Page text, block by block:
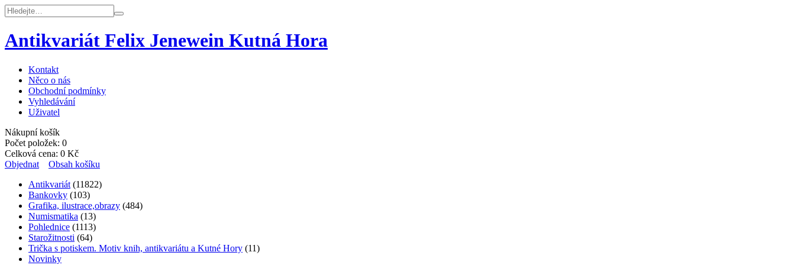
Antikvariát Felix Jenewein Kutná Hora
Kontakt
Něco o nás
Obchodní podmínky
Vyhledávání
Uživatel
Nákupní košík
Počet položek: 0
Celková cena: 0 Kč
Objednat
Obsah košíku
Antikvariát (11822)
Bankovky (103)
Grafika, ilustrace,obrazy (484)
Numismatika (13)
Pohlednice (1113)
Starožitnosti (64)
Trička s potiskem. Motiv knih, antikvariátu a Kutné Hory (11)
Novinky